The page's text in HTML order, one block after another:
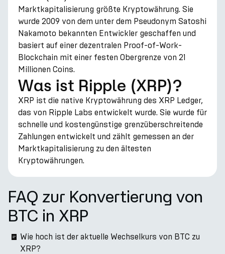
Marktkapitalisierung größte Kryptowährung. Sie
wurde 2009 von dem unter dem Pseudonym Satoshi
Nakamoto bekannten Entwickler geschaffen und
basiert auf einer dezentralen Proof-of-Work-
Blockchain mit einer festen Obergrenze von 21
Millionen Coins.
Was ist Ripple (XRP)?
XRP ist die native Kryptowährung des XRP Ledger,
das von Ripple Labs entwickelt wurde. Sie wurde für
schnelle und kostengünstige grenzüberschreitende
Zahlungen entwickelt und zählt gemessen an der
Marktkapitalisierung zu den ältesten
Kryptowährungen.
FAQ zur Konvertierung von
BTC in XRP
Wie hoch ist der aktuelle Wechselkurs von BTC zu
XRP?